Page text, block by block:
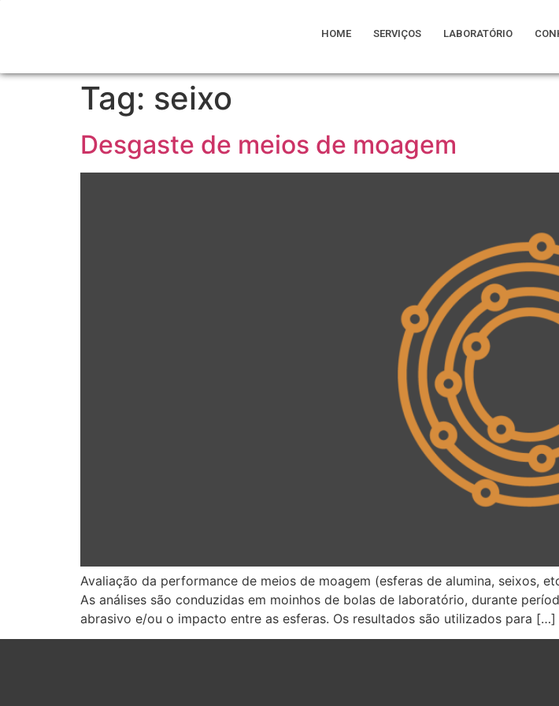
HOME SERVIÇOS LABORATÓRIO
Tag: seixo
Desgaste de meios de moagem
Avaliação da performance de meios de moagem (esferas de alumina, seixos,
As análises são conduzidas em moinhos de bolas de laboratório, durante
abrasivo e/ou o impacto entre as esferas. Os resultados são utilizados para […]